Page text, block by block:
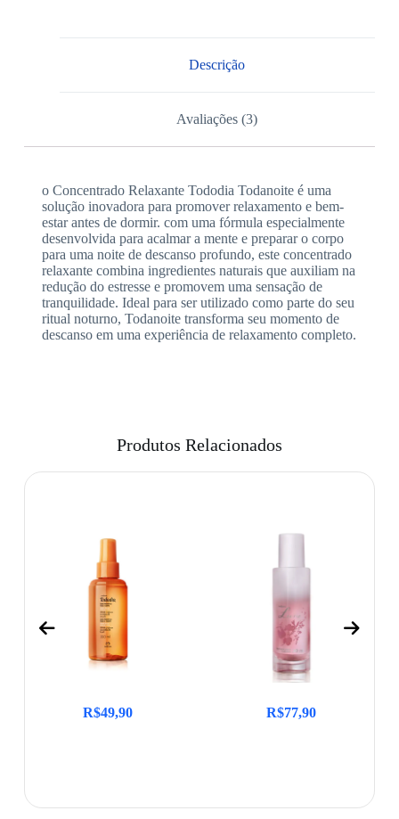
Descrição
Avaliações (3)
o Concentrado Relaxante Tododia Todanoite é uma
solução inovadora para promover relaxamento e bem-
estar antes de dormir. com uma fórmula especialmente
desenvolvida para acalmar a mente e preparar o corpo
para uma noite de descanso profundo, este concentrado
relaxante combina ingredientes naturais que auxiliam na
redução do estresse e promovem uma sensação de
tranquilidade. Ideal para ser utilizado como parte do seu
ritual noturno, Todanoite transforma seu momento de
descanso em uma experiência de relaxamento completo.
Produtos Relacionados
R$49,90 R$77,90